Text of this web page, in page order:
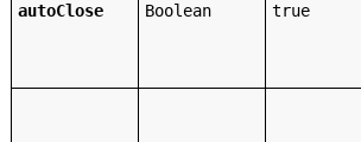
autoClose Boolean true